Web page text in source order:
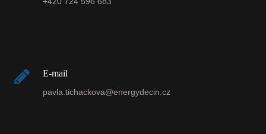
E-mail
pavla.tichackova@energydecin.cz